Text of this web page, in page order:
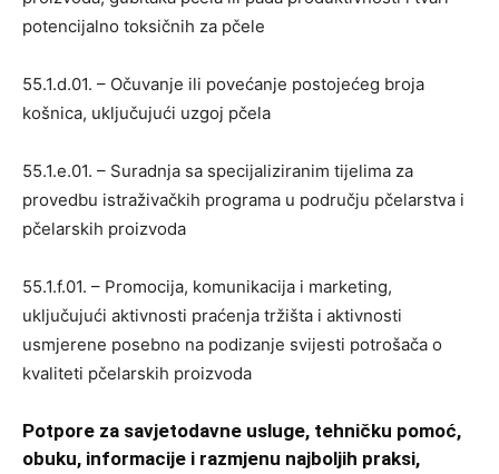
potencijalno toksičnih za pčele
55.1.d.01. – Očuvanje ili povećanje postojećeg broja
košnica, uključujući uzgoj pčela
55.1.e.01. – Suradnja sa specijaliziranim tijelima za
provedbu istraživačkih programa u području pčelarstva i
pčelarskih proizvoda
55.1.f.01. – Promocija, komunikacija i marketing,
uključujući aktivnosti praćenja tržišta i aktivnosti
usmjerene posebno na podizanje svijesti potrošača o
kvaliteti pčelarskih proizvoda
Potpore za savjetodavne usluge, tehničku pomoć,
obuku, informacije i razmjenu najboljih praksi,